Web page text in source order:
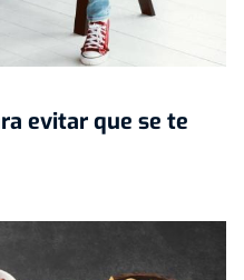
evitar que se te